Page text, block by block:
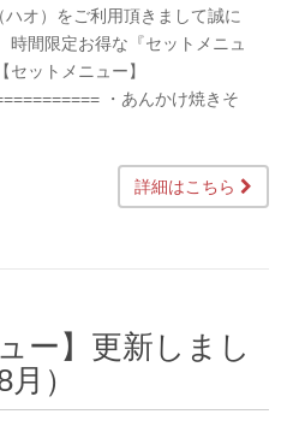
オ）をご利用頂きまして誠に
時間限定お得な『セットメニュ
ットメニュー】
・あんかけ焼きそ
詳細はこちら
ー】更新しまし
）